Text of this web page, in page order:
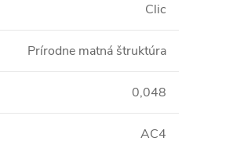
Clic
Prírodne matná štruktúra
0,048
AC4